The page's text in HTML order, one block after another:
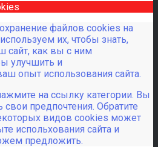
файлов cookies на
их, чтобы знать,
сайт, как вы с ним
улучшить и
опыт использования сайта.
на ссылку категории. Вы
предпочтения. Обратите
видов cookies может
испольхования сайта и
предложить.